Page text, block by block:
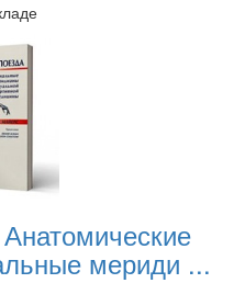
мериди ...